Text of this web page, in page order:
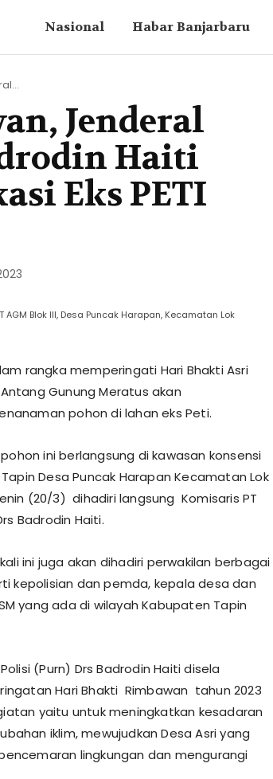
Nasional Habar Banjarbaru
Jenderal
Haiti
Eks PETI
Blok III, Desa Puncak Harapan, Kecamatan Lok
rangka memperingati Hari Bhakti Asri
Gunung Meratus akan
pohon di lahan eks Peti.
ini berlangsung di kawasan konsensi
Desa Puncak Harapan Kecamatan Lok
(20/3) dihadiri langsung Komisaris PT
Badrodin Haiti.
ini juga akan dihadiri perwakilan berbagai
kepolisian dan pemda, kepala desa dan
yang ada di wilayah Kabupaten Tapin
(Purn) Drs Badrodin Haiti disela
Hari Bhakti Rimbawan tahun 2023
yaitu untuk meningkatkan kesadaran
iklim, mewujudkan Desa Asri yang
lingkungan dan mengurangi